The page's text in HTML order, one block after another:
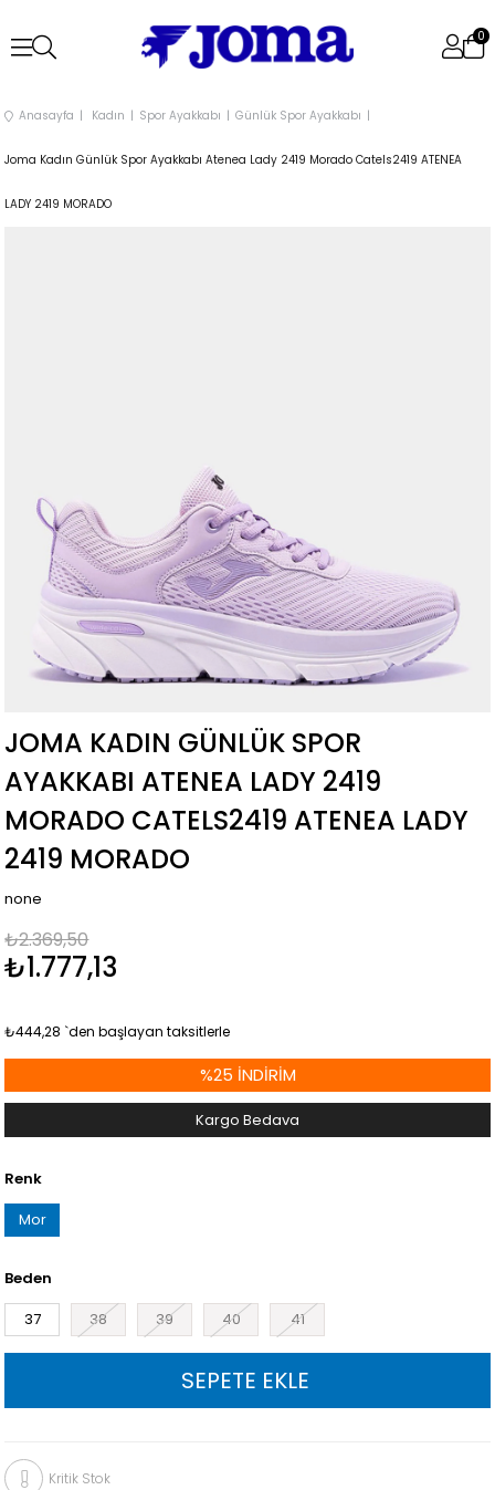
0
Anasayfa Kadın Spor Ayakkabı Günlük Spor Ayakkabı
Joma Kadın Günlük Spor Ayakkabı Atenea Lady 2419 Morado Catels2419 ATENEA
LADY 2419 MORADO
JOMA KADIN GÜNLÜK SPOR
AYAKKABI ATENEA LADY 2419
MORADO CATELS2419 ATENEA LADY
2419 MORADO
none
₺2.369,50
₺1.777,13
₺444,28 `den başlayan taksitlerle
%25 İNDIRIM
Kargo Bedava
Renk
Mor
Beden
37
38 39 40 41
Kritik Stok